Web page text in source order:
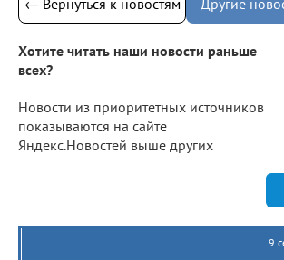
Хотите читать наши новости раньше
всех?
Новости из приоритетных источников
показываются на сайте
Яндекс.Новостей выше других
9